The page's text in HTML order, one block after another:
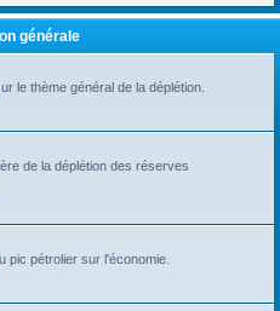
générale
le thème général de la déplétion.
de la déplétion des réserves
pic pétrolier sur l'économie.